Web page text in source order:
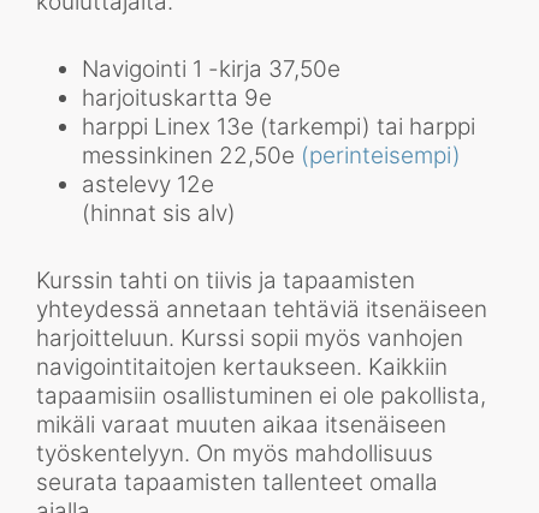
Navigointi 1 -kirja 37,50e
harjoituskartta 9e
harppi Linex 13e (tarkempi) tai harppi
messinkinen 22,50e (perinteisempi)
astelevy 12e
(hinnat sis alv)
Kurssin tahti on tiivis ja tapaamisten
yhteydessä annetaan tehtäviä itsenäiseen
harjoitteluun. Kurssi sopii myös vanhojen
navigointitaitojen kertaukseen. Kaikkiin
tapaamisiin osallistuminen ei ole pakollista,
mikäli varaat muuten aikaa itsenäiseen
työskentelyyn. On myös mahdollisuus
seurata tapaamisten tallenteet omalla